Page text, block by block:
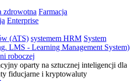
zdrowotna Farmacja
Enterprise
(ATS) systemem HRM System
LMS - Learning Management System)
roboczej
oparty na sztucznej inteligencji dla
fiducjarne i kryptowaluty